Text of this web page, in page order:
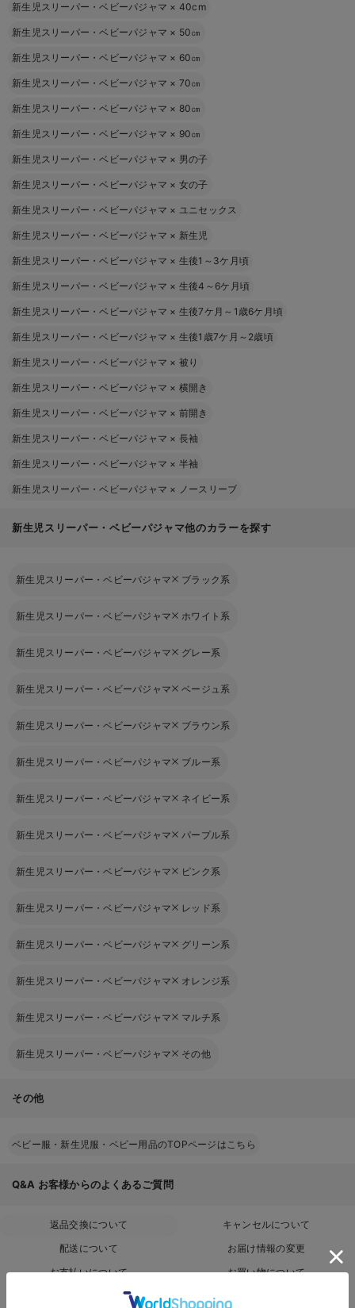
新生児スリーパー・ベビーパジャマ × 40cm
新生児スリーパー・ベビーパジャマ × 50㎝
新生児スリーパー・ベビーパジャマ × 60㎝
新生児スリーパー・ベビーパジャマ × 70㎝
新生児スリーパー・ベビーパジャマ × 80㎝
新生児スリーパー・ベビーパジャマ × 90㎝
新生児スリーパー・ベビーパジャマ × 男の子
新生児スリーパー・ベビーパジャマ × 女の子
新生児スリーパー・ベビーパジャマ × ユニセックス
新生児スリーパー・ベビーパジャマ × 新生児
新生児スリーパー・ベビーパジャマ × 生後1～3ケ月頃
新生児スリーパー・ベビーパジャマ × 生後4～6ケ月頃
新生児スリーパー・ベビーパジャマ × 生後7ケ月～1歳6ケ月頃
新生児スリーパー・ベビーパジャマ × 生後1歳7ケ月～2歳頃
新生児スリーパー・ベビーパジャマ × 被り
新生児スリーパー・ベビーパジャマ × 横開き
新生児スリーパー・ベビーパジャマ × 前開き
新生児スリーパー・ベビーパジャマ × 長袖
新生児スリーパー・ベビーパジャマ × 半袖
新生児スリーパー・ベビーパジャマ × ノースリーブ
新生児スリーパー・ベビーパジャマ他のカラーを探す
新生児スリーパー・ベビーパジャマ ブラック系
新生児スリーパー・ベビーパジャマ ホワイト系
新生児スリーパー・ベビーパジャマ グレー系
新生児スリーパー・ベビーパジャマ ベージュ系
新生児スリーパー・ベビーパジャマ ブラウン系
新生児スリーパー・ベビーパジャマ ブルー系
新生児スリーパー・ベビーパジャマ ネイビー系
新生児スリーパー・ベビーパジャマ パープル系
新生児スリーパー・ベビーパジャマ ピンク系
新生児スリーパー・ベビーパジャマ レッド系
新生児スリーパー・ベビーパジャマ グリーン系
新生児スリーパー・ベビーパジャマ オレンジ系
新生児スリーパー・ベビーパジャマ マルチ系
新生児スリーパー・ベビーパジャマ その他
その他
ベビー服・新生児服・ベビー用品のTOPページはこちら
Q&A お客様からのよくあるご質問
返品交換について
キャンセルについて
配送について
お届け情報の変更
お支払いについて
お買い物について